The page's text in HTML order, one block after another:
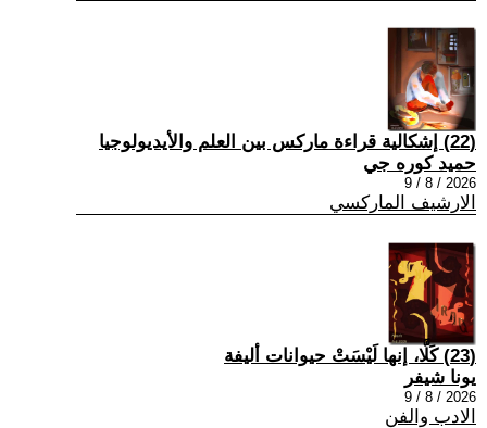
(22) إشكالية قراءة ماركس بين العلم والأيديولوجيا
حميد كوره جي
2026 / 8 / 9
الارشيف الماركسي
(23) كَلَّا، إنها لَيْسَتْ حيوانات أليفة
يونا شيفر
2026 / 8 / 9
الادب والفن